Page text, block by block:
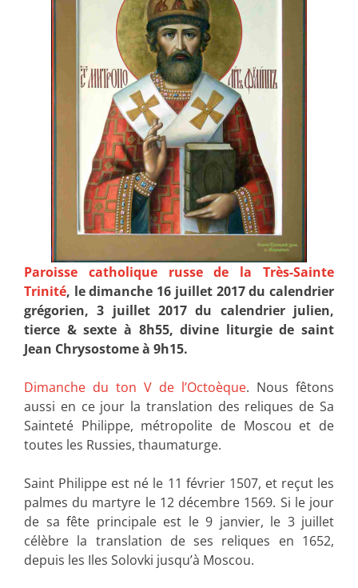
Paroisse catholique russe de la Très-Sainte
Trinité, le dimanche 16 juillet 2017 du calendrier
grégorien, 3 juillet 2017 du calendrier julien,
tierce & sexte à 8h55, divine liturgie de saint
Jean Chrysostome à 9h15.
Dimanche du ton V de l’Octoèque. Nous fêtons
aussi en ce jour la translation des reliques de Sa
Sainteté Philippe, métropolite de Moscou et de
toutes les Russies, thaumaturge.
Saint Philippe est né le 11 février 1507, et reçut les
palmes du martyre le 12 décembre 1569. Si le jour
de sa fête principale est le 9 janvier, le 3 juillet
célèbre la translation de ses reliques en 1652,
depuis les Iles Solovki jusqu’à Moscou.